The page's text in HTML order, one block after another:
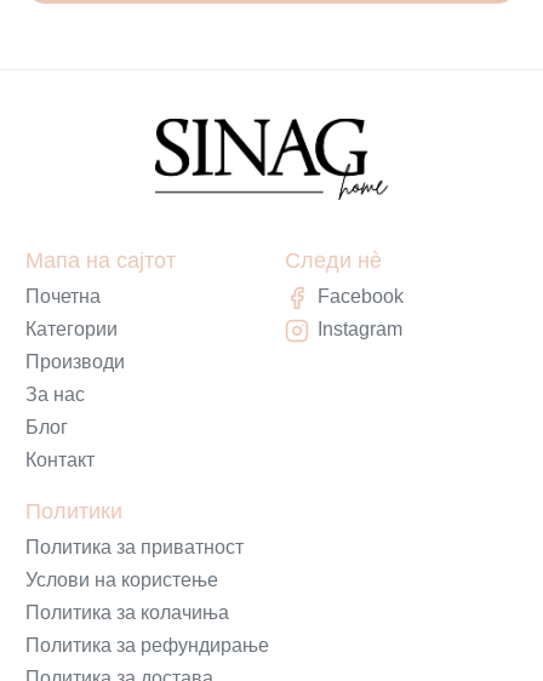
Мапа на сајтот
Почетна
Категории
Производи
За нас
Блог
Контакт
Политики
Политика за приватност
Услови на користење
Политика за колачиња
Политика за рефундирање
Следи нè
Facebook
Instagram